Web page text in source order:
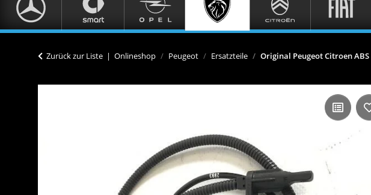
Zurück zur Liste Onlineshop Peugeot Ersatzteile Original Peugeot Citroen ABS